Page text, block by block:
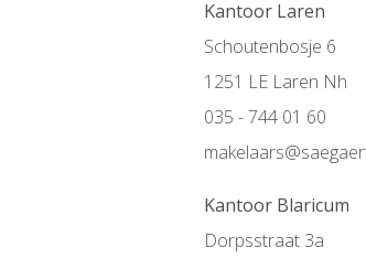
Kantoor Laren
Schoutenbosje 6
1251 LE Laren Nh
035 - 744 01 60
Kantoor Blaricum
Dorpsstraat 3a